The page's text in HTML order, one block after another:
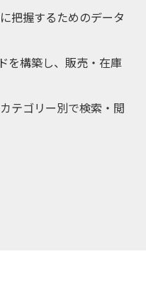
把握するためのデータ
を構築し、販売・在庫
テゴリー別で検索・閲